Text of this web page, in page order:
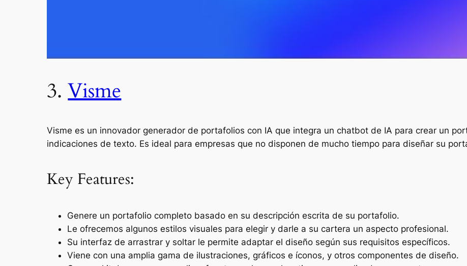
3.Visme
Visme es un innovador generador de portafolios con IA que integra un chatbot de IA para crear un
indicaciones de texto. Es ideal para empresas que no disponen de mucho tiempo para diseñar su
Key Features:
Genere un portafolio completo basado en su descripción escrita de su portafolio.
Le ofrecemos algunos estilos visuales para elegir y darle a su cartera un aspecto profesional.
Su interfaz de arrastrar y soltar le permite adaptar el diseño según sus requisitos específicos.
Viene con una amplia gama de ilustraciones, gráficos e íconos, y otros componentes de diseño.